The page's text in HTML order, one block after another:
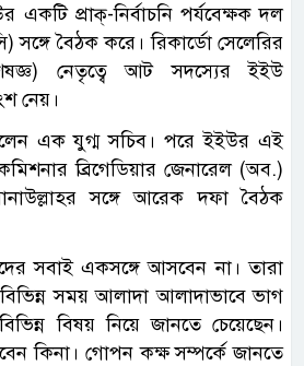
একটি প্রাক্-নির্বাচনি পর্যবেক্ষক দল
সঙ্গে বৈঠক করে। রিকার্ডো সেলেরির
নেতৃত্বে আট সদস্যের ইইউ
নেয়।
এক যুগ্ম সচিব। পরে ইইউর এই
ব্রিগেডিয়ার জেনারেল (অব.)
সঙ্গে আরেক দফা বৈঠক
সবাই একসঙ্গে আসবেন না। তারা
সময় আলাদা আলাদাভাবে ভাগ
বিষয় নিয়ে জানতে চেয়েছেন।
কিনা। গোপন কক্ষ সম্পর্কে জানতে